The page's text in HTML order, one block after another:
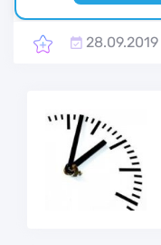
28.09.2019